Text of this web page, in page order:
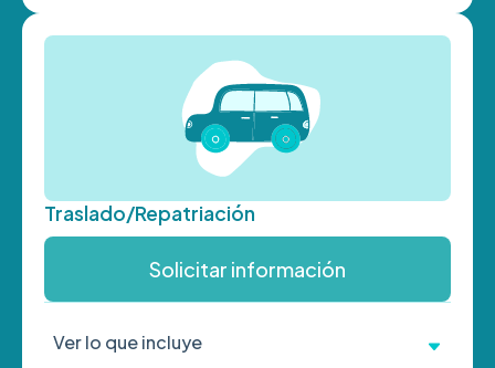
Traslado/Repatriación
Solicitar información
Ver lo que incluye